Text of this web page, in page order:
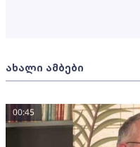
ახალი ამბები
00:45